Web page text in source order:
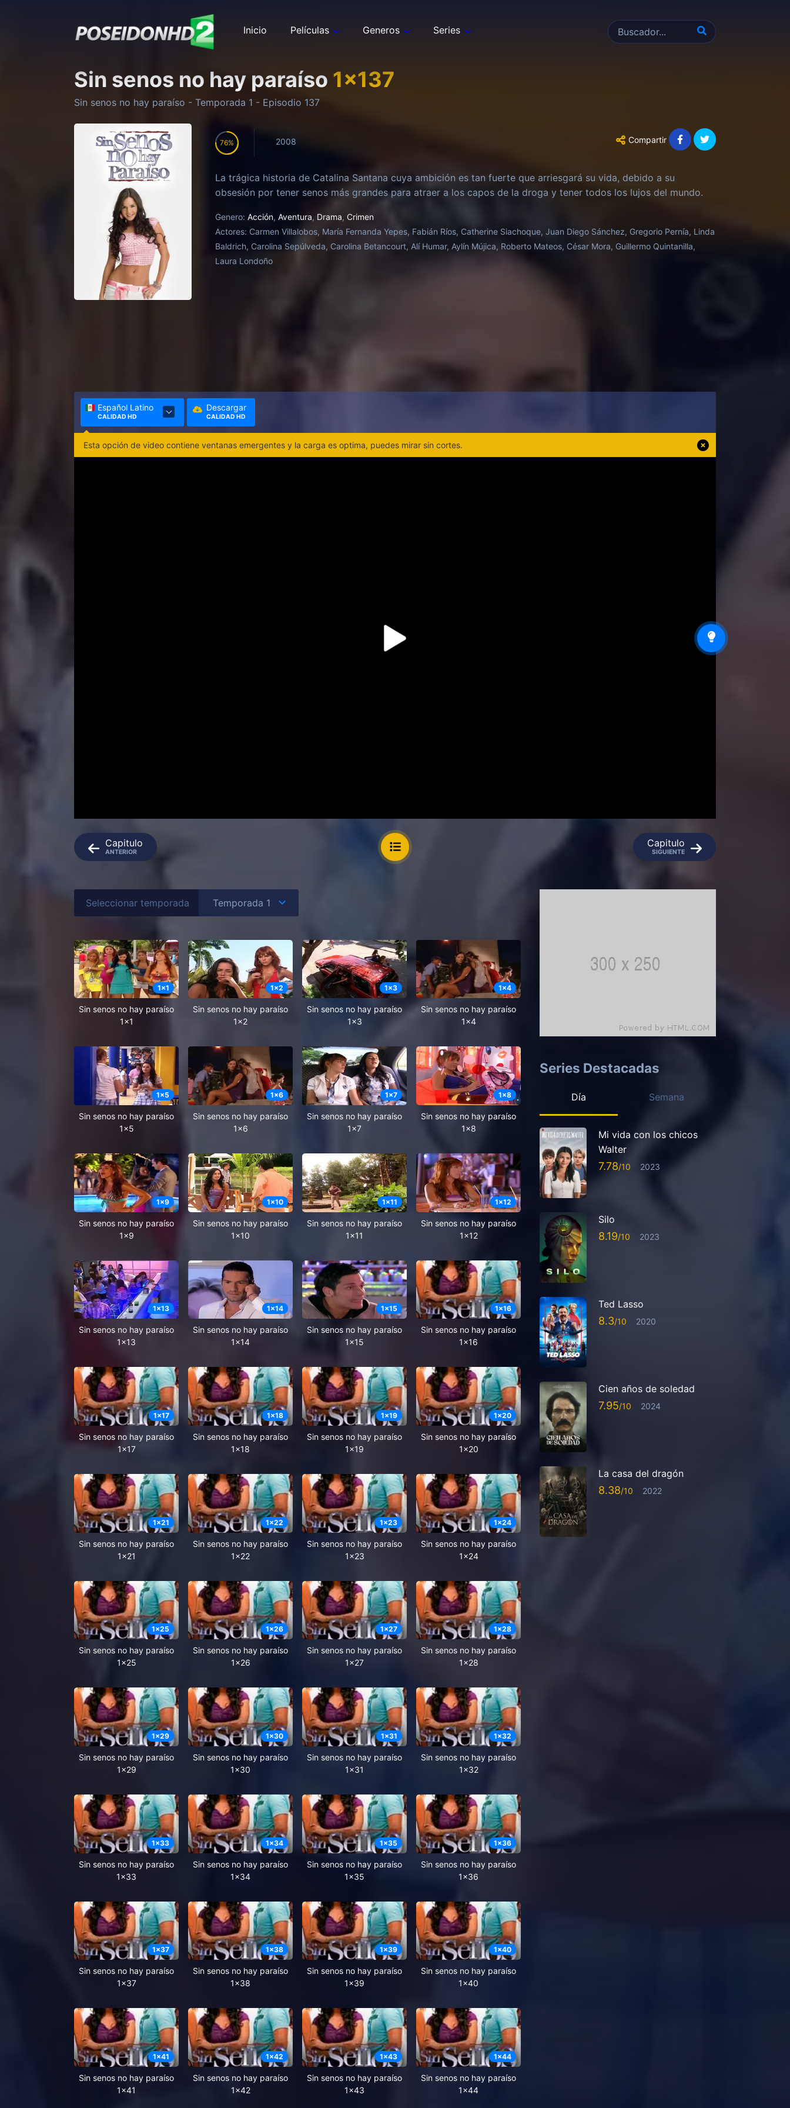
Inicio Películas Generos Series
Sin senos no hay paraíso 1x137
Sin senos no hay paraíso - Temporada 1 - Episodio 137
76 2008 Compartir
La trágica historia de Catalina Santana cuya ambición es tan fuerte que arriesgará su vida, debido a su
obsesión por tener senos más grandes para atraer a los capos de la droga y tener todos los lujos del mundo.
Genero: Acción, Aventura, Drama, Crimen
Actores: Carmen Villalobos, María Fernanda Yepes, Fabián Ríos, Catherine Siachoque, Juan Diego Sánchez, Gregorio Pernía, Linda
Baldrich, Carolina Sepúlveda, Carolina Betancourt, Alí Humar, Aylín Mújica, Roberto Mateos, César Mora, Guillermo Quintanilla,
Laura Londoño
Español Latino
CALIDAD HD
Descargar
CALIDAD HD
Esta opción de video contiene ventanas emergentes y la carga es optima, puedes mirar sin cortes.
Capitulo
ANTERIOR
Capitulo
SIGUIENTE
Seleccionar temporada
1x1
Sin senos no hay paraíso
1x1
1x2
Sin senos no hay paraíso
1x2
1x3
Sin senos no hay paraíso
1x3
1x4
Sin senos no hay paraíso
1x4
1x5
Sin senos no hay paraíso
1x5
1x6
Sin senos no hay paraíso
1x6
1x7
Sin senos no hay paraíso
1x7
1x8
Sin senos no hay paraíso
1x8
1x9
Sin senos no hay paraíso
1x9
1x10
Sin senos no hay paraíso
1x10
1x11
Sin senos no hay paraíso
1x11
1x12
Sin senos no hay paraíso
1x12
1x13
Sin senos no hay paraíso
1x13
1x14
Sin senos no hay paraíso
1x14
1x15
Sin senos no hay paraíso
1x15
1x16
Sin senos no hay paraíso
1x16
1x17
Sin senos no hay paraíso
1x17
1x18
Sin senos no hay paraíso
1x18
1x19
Sin senos no hay paraíso
1x19
1x20
Sin senos no hay paraíso
1x20
1x21
Sin senos no hay paraíso
1x21
1x22
Sin senos no hay paraíso
1x22
1x23
Sin senos no hay paraíso
1x23
1x24
Sin senos no hay paraíso
1x24
1x25
Sin senos no hay paraíso
1x25
1x26
Sin senos no hay paraíso
1x26
1x27
Sin senos no hay paraíso
1x27
1x28
Sin senos no hay paraíso
1x28
1x29
Sin senos no hay paraíso
1x29
1x30
Sin senos no hay paraíso
1x30
1x31
Sin senos no hay paraíso
1x31
1x32
Sin senos no hay paraíso
1x32
1x33
Sin senos no hay paraíso
1x33
1x34
Sin senos no hay paraíso
1x34
1x35
Sin senos no hay paraíso
1x35
1x36
Sin senos no hay paraíso
1x36
1x37
Sin senos no hay paraíso
1x37
1x38
Sin senos no hay paraíso
1x38
1x39
Sin senos no hay paraíso
1x39
1x40
Sin senos no hay paraíso
1x40
1x41
Sin senos no hay paraíso
1x41
1x42
Sin senos no hay paraíso
1x42
1x43
Sin senos no hay paraíso
1x43
1x44
Sin senos no hay paraíso
1x44
Series Destacadas
Día Semana
Mi vida con los chicos
Walter
7.78 2023
Silo
8.19 2023
Ted Lasso
8.3 2020
Cien años de soledad
7.95 2024
La casa del dragón
8.38 2022